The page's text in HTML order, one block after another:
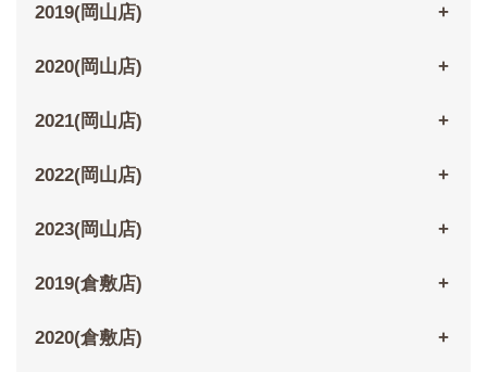
2019(岡山店)
2020(岡山店)
2021(岡山店)
2022(岡山店)
2023(岡山店)
2019(倉敷店)
2020(倉敷店)